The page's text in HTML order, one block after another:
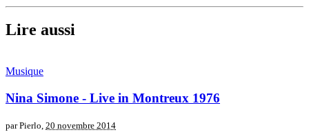
Lire aussi
Musique
Nina Simone - Live in Montreux 1976
par Pierlo, 20 novembre 2014